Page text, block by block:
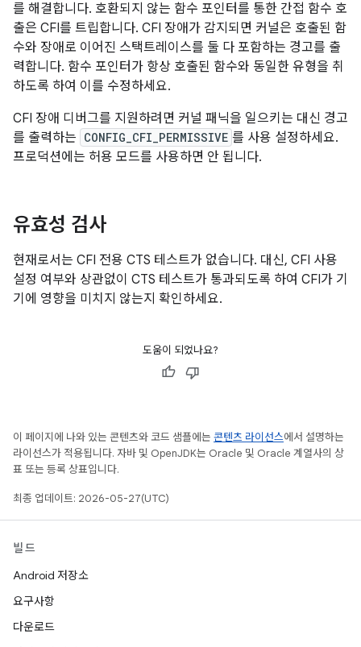
를 해결합니다. 호환되지 않는 함수 포인터를 통한 간접 함수 호
출은 CFI를 트립합니다. CFI 장애가 감지되면 커널은 호출된 함
수와 장애로 이어진 스택트레이스를 둘 다 포함하는 경고를 출
력합니다. 함수 포인터가 항상 호출된 함수와 동일한 유형을 취
하도록 하여 이를 수정하세요.
CFI 장애 디버그를 지원하려면 커널 패닉을 일으키는 대신 경고
를 출력하는 CONFIG_CFI_PERMISSIVE 를 사용 설정하세요.
프로덕션에는 허용 모드를 사용하면 안 됩니다.
유효성 검사
현재로서는 CFI 전용 CTS 테스트가 없습니다. 대신, CFI 사용
설정 여부와 상관없이 CTS 테스트가 통과되도록 하여 CFI가 기
기에 영향을 미치지 않는지 확인하세요.
도움이 되었나요?
이 페이지에 나와 있는 콘텐츠와 코드 샘플에는 콘텐츠 라이선스에서 설명하는
라이선스가 적용됩니다. 자바 및 OpenJDK는 Oracle 및 Oracle 계열사의 상
표 또는 등록 상표입니다.
최종 업데이트: 2026-05-27(UTC)
빌드
Android 저장소
요구사항
다운로드